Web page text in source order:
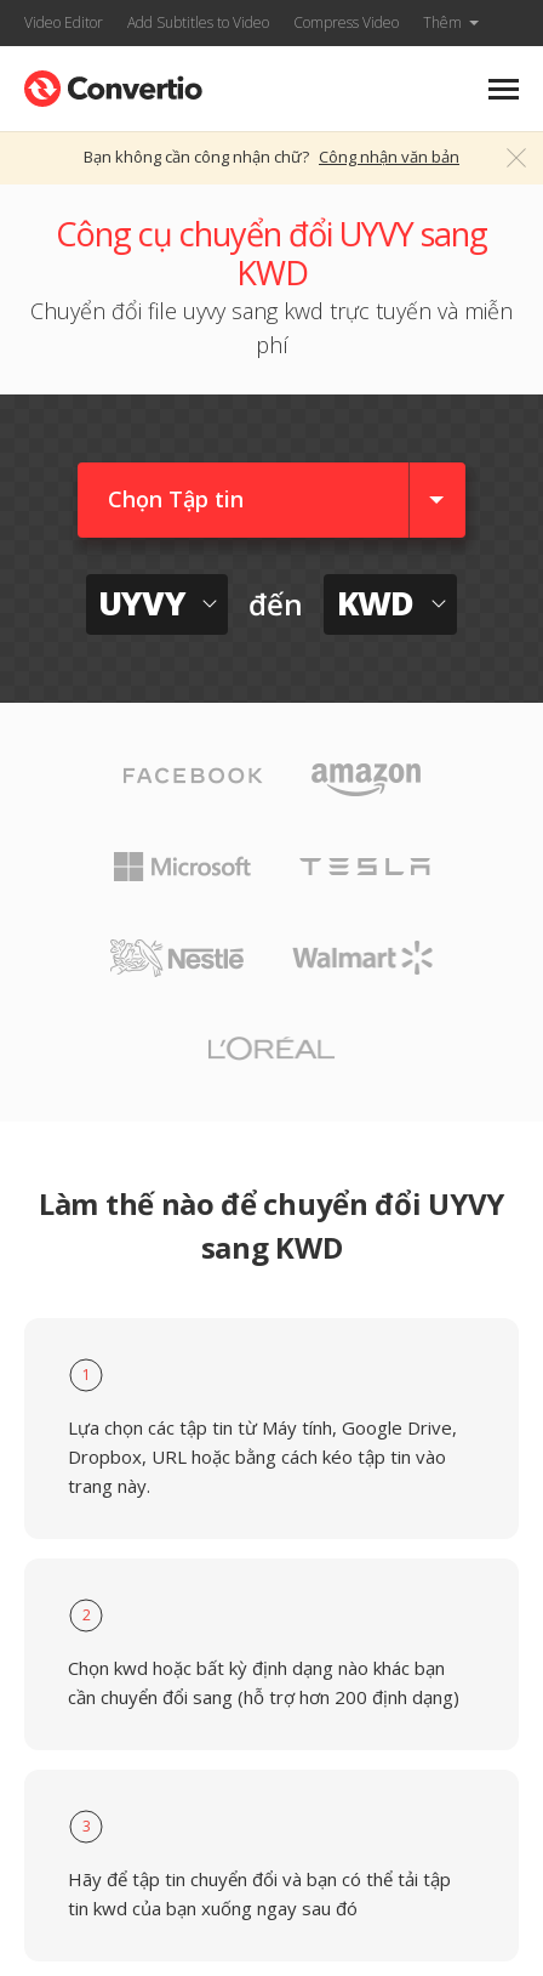
Video Editor Add Subtitles to Video Compress Video Thêm
Bạn không cần công nhận chữ? Công nhận văn bản
Công cụ chuyển đổi UYVY sang
KWD
Chuyển đổi file uyvy sang kwd trực tuyến và miễn
phí
Chọn Tập tin
UYVY đến KWD
Làm thế nào để chuyển đổi UYVY
sang KWD
1
Lựa chọn các tập tin từ Máy tính, Google Drive,
Dropbox, URL hoặc bằng cách kéo tập tin vào
trang này.
2
Chọn kwd hoặc bất kỳ định dạng nào khác bạn
cần chuyển đổi sang (hỗ trợ hơn 200 định dạng)
3
Hãy để tập tin chuyển đổi và bạn có thể tải tập
tin kwd của bạn xuống ngay sau đó